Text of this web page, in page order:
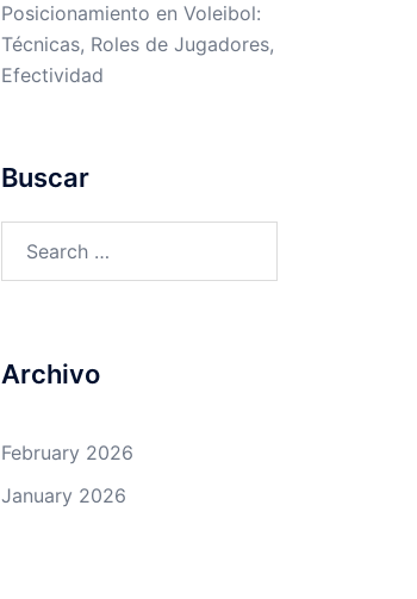
Posicionamiento en Voleibol:
Técnicas, Roles de Jugadores,
Efectividad
Buscar
Archivo
February 2026
January 2026